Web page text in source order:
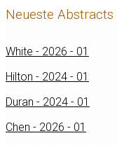
Neueste Abstracts
White - 2026 - 01
Hilton - 2024 - 01
Duran - 2024 - 01
Chen - 2026 - 01